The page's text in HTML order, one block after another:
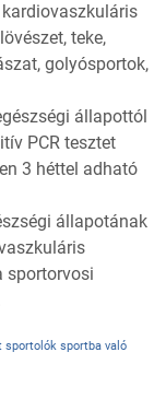
teke,
golyósportok,
állapottól
PCR tesztet
3 héttel adható
állapotának
sportorvosi
sportolók sportba való